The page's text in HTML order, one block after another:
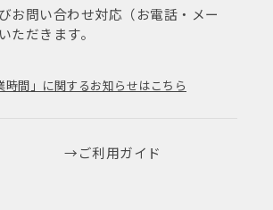
お問い合わせ対応（お電話・メー
ただきます。
時間」に関するお知らせはこちら
ご利用ガイド